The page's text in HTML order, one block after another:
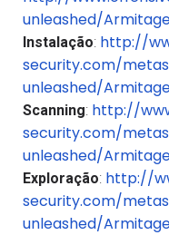
unleashed/
Instalação: http://
security.com/
unleashed/
Scanning: http://
security.com/
unleashed/
Exploração: http://
security.com/
unleashed/